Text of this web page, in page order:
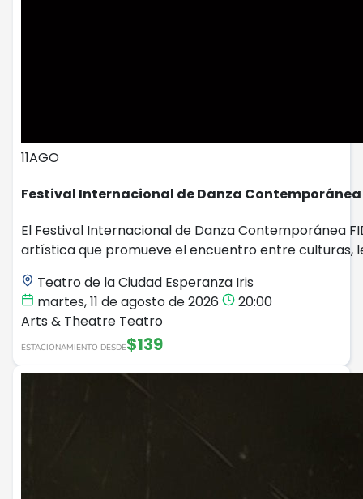
11AGO
Festival Internacional de Danza
El Festival Internacional de Danza Contemporánea
artística que promueve el encuentro entre culturas,
Teatro de la Ciudad Esperanza Iris
martes, 11 de agosto de 2026
20:00
Arts & Theatre Teatro
ESTACIONAMIENTO DESDE$139